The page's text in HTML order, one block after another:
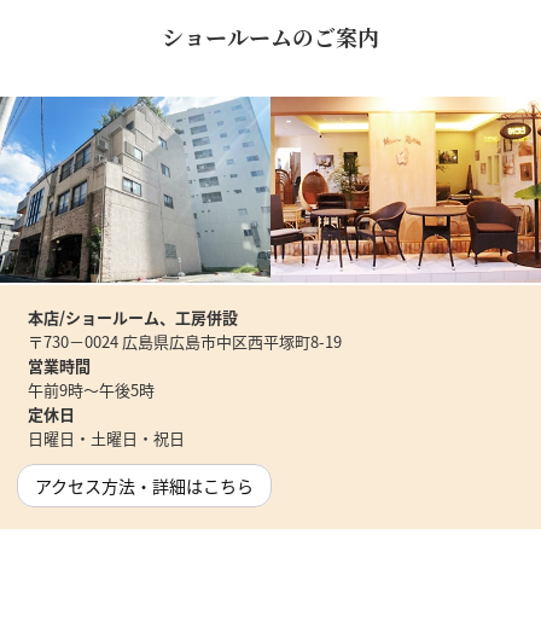
ショールームのご案内
本店/ショールーム、工房併設
〒730－0024 広島県広島市中区西平塚町8-19
営業時間
午前9時～午後5時
定休日
日曜日・土曜日・祝日
アクセス方法・詳細はこちら